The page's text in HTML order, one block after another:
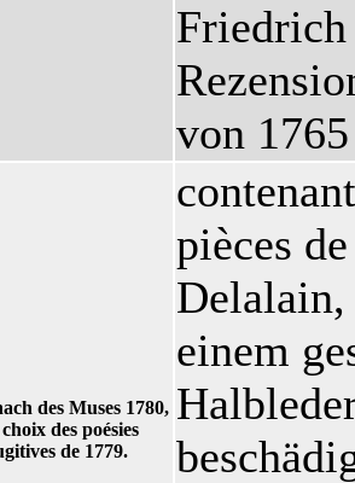
Friedrich
von
des Muses 1780,
des poésies
de 1779.
pièces
einem